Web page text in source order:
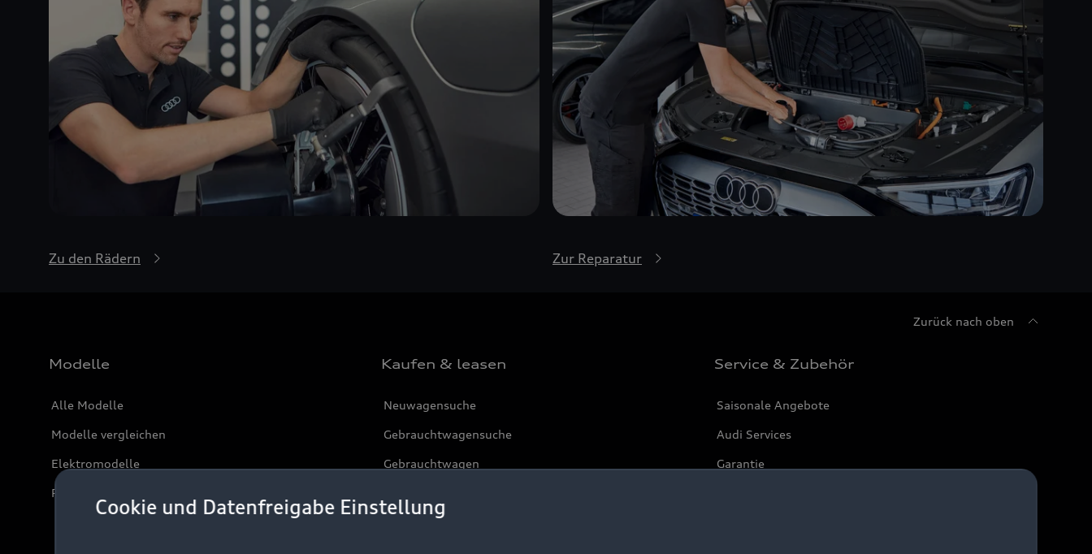
Cookie und Datenfreigabe Einstellung
Zu den Rädern Zur Reparatur
Zurück nach oben
Modelle
Alle Modelle
Modelle vergleichen
Elektromodelle
Plug-in-Hybride
Kaufen & leasen
Neuwagensuche
Gebrauchtwagensuche
Gebrauchtwagen
Aktionen & Angebote
Service & Zubehör
Saisonale Angebote
Audi Services
Garantie